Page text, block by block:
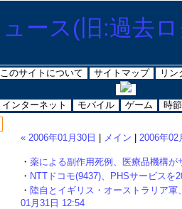
このサイトについて サイトマップ リン
インターネット モバイル ゲーム 時節
« 2006年01月30日 メイン 2006年02
・ 薬による副作用死例、医療品機構
・ NTTドコモ(9437)、PHSサービスを
・ 陸自とイギリス・オーストラリア
01月31日 12:54